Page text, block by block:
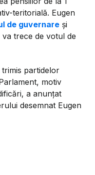
teritorială. Eugen
de guvernare și
trece de votul de
partidelor
motiv
a anunțat
desemnat Eugen